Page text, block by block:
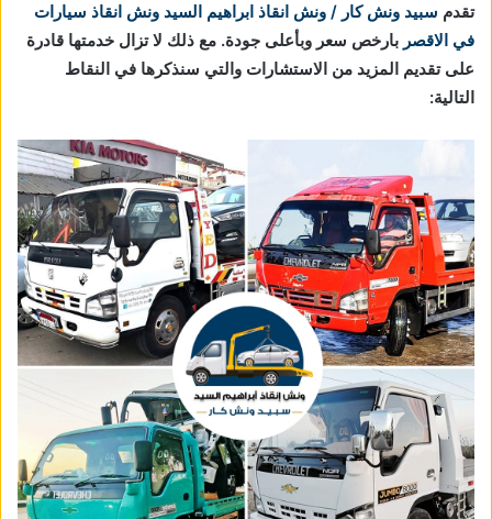
تقدم سبيد ونش كار / ونش انقاذ ابراهيم السيد ونش انقاذ سيارات
في الاقصر بارخص سعر وبأعلى جودة. مع ذلك لا تزال خدمتها قادرة
على تقديم المزيد من الاستشارات والتي سنذكرها في النقاط
التالية: